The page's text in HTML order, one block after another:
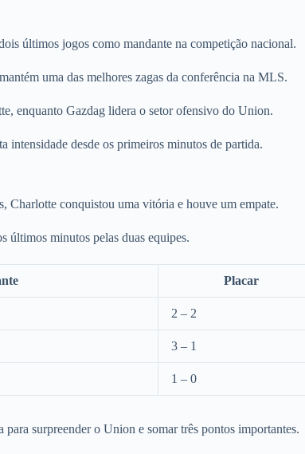
últimos jogos como mandante na competição nacional.
uma das melhores zagas da conferência na MLS.
enquanto Gazdag lidera o setor ofensivo do Union.
intensidade desde os primeiros minutos de partida.
Charlotte conquistou uma vitória e houve um empate.
últimos minutos pelas duas equipes.
Placar
2 – 2
3 – 1
1 – 0
surpreender o Union e somar três pontos importantes.